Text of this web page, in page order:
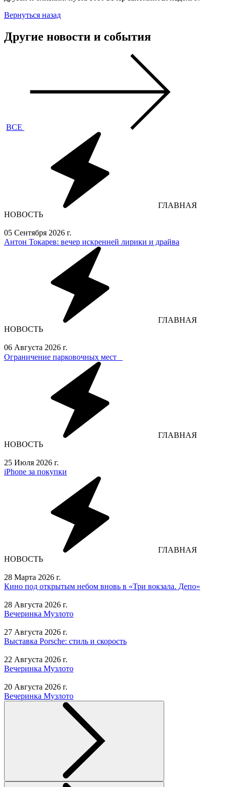
Вернуться назад
Другие новости и события
ВСЕ
ГЛАВНАЯ
НОВОСТЬ
05 Сентября 2026 г.
Антон Токарев: вечер искренней лирики и драйва
ГЛАВНАЯ
НОВОСТЬ
06 Августа 2026 г.
Ограничение парковочных мест⁣⁣⠀
ГЛАВНАЯ
НОВОСТЬ
25 Июля 2026 г.
iPhone за покупки
ГЛАВНАЯ
НОВОСТЬ
28 Марта 2026 г.
Кино под открытым небом вновь в «Три вокзала. Депо»
28 Августа 2026 г.
Вечеринка Музлото
27 Августа 2026 г.
Выставка Porsche: стиль и скорость
22 Августа 2026 г.
Вечеринка Музлото
20 Августа 2026 г.
Вечеринка Музлото